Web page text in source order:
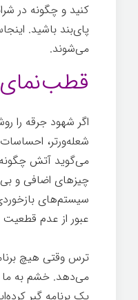
کنید و چگونه در
پای‌بند باشید.
می‌شوند.
اگر شهود جرقه را
شعله‌ورتر،
می‌گوید آتش
چیزهای اضافی و
سیستم‌های
عبور از عدم قطعیت
ترس وقتی هیچ
می‌دهد. خشم به ما
یک برنامه گیر